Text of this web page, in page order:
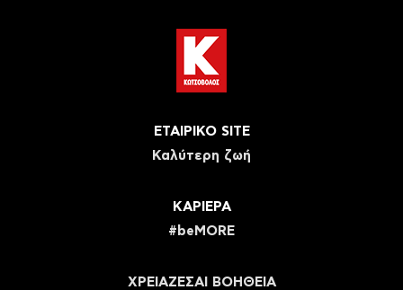
ΕΤΑΙΡΙΚΟ SITE
Καλύτερη ζωή
ΚΑΡΙΕΡΑ
#beMORE
ΧΡΕΙΑΖΕΣΑΙ ΒΟΗΘΕΙΑ